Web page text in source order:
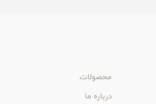
محصولات
درباره ما